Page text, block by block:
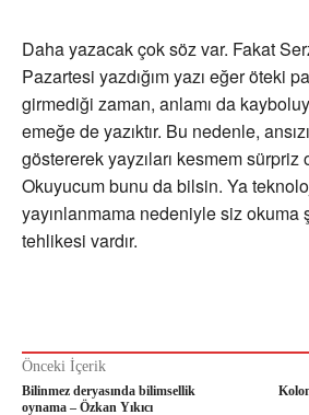
Daha yazacak çok söz var. Fakat
Pazartesi yazdığım yazı eğer öteki
girmediği zaman, anlamı da
emeğe de yazıktır. Bu nedenle,
göstererek yayzıları kesmem sürpriz
Okuyucum bunu da bilsin. Ya
yayınlanmama nedeniyle siz okuma
tehlikesi vardır.
Önceki İçerik
Bilinmez deryasında bilimsellik
oynama – Özkan Yıkıcı